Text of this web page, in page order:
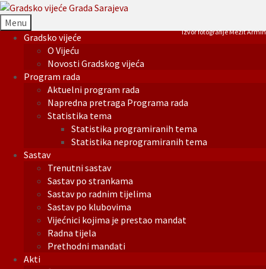
Menu
Gradsko vijeće
O Vijeću
Novosti Gradskog vijeća
Program rada
Aktuelni program rada
Napredna pretraga Programa rada
Statistika tema
Statistika programiranih tema
Statistika neprogramiranih tema
Sastav
Trenutni sastav
Sastav po strankama
Sastav po radnim tijelima
Sastav po klubovima
Vijećnici kojima je prestao mandat
Radna tijela
Prethodni mandati
Akti
Izvor fotografije Mezit Armin